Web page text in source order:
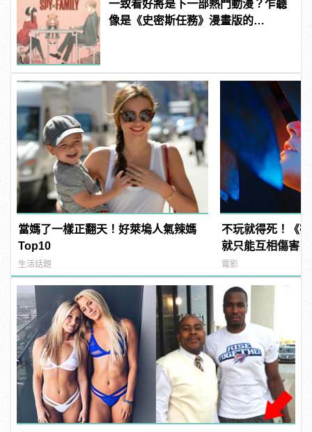
一致看好將是下一部熱門動漫？乍聽
像是《史密斯任務》漫畫版的
當媽了一樣正翻天！好萊塢人氣辣媽
Top10
生活話題
不玩就得死！《
就只能互相傷害！
電影